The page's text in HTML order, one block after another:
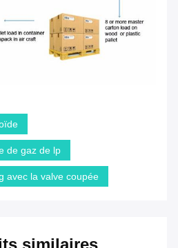
de gaz de lp
avec la valve coupée
similaires